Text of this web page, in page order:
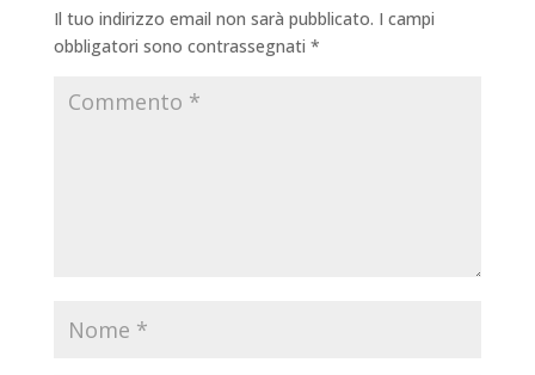
Il tuo indirizzo email non sarà pubblicato. I campi
obbligatori sono contrassegnati *